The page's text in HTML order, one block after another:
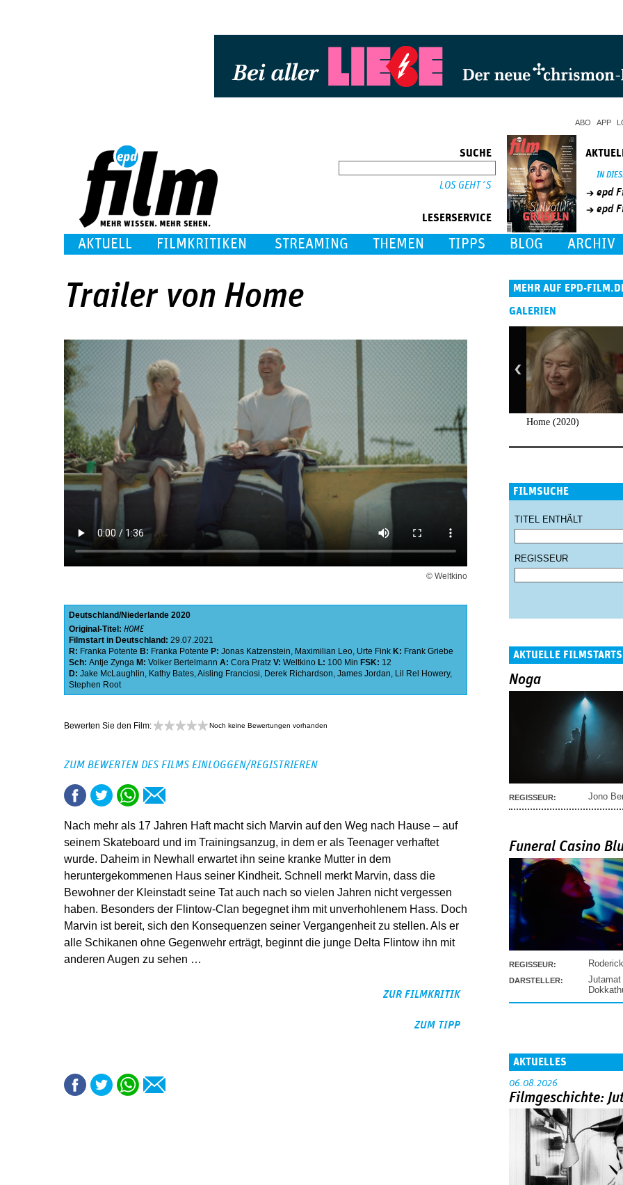
ABO APP
SUCHE
LESERSERVICE
IN
epd
epd
AKTUELL FILMKRITIKEN STREAMING THEMEN TIPPS BLOG ARCHIV
Trailer von Home
© Weltkino
Deutschland Niederlande 2020
Original-Titel: HOME
Filmstart in Deutschland: 29.07.2021
R: Franka Potente B: Franka Potente P: Jonas Katzenstein, Maximilian Leo, Urte Fink K: Frank Griebe
Sch: Antje Zynga M: Volker Bertelmann A: Cora Pratz V: Weltkino L: 100 Min FSK: 12
D: Jake McLaughlin, Kathy Bates,Aisling Franciosi, Derek Richardson, James Jordan, Lil Rel Howery,
Stephen Root
Bewerten Sie den Film: Noch keine Bewertungen vorhanden
ZUM BEWERTEN DES FILMS EINLOGGEN/REGISTRIEREN
Nach mehr als 17 Jahren Haft macht sich Marvin auf den Weg nach Hause – auf
seinem Skateboard und im Trainingsanzug, in dem er als Teenager verhaftet
wurde. Daheim in Newhall erwartet ihn seine kranke Mutter in dem
heruntergekommenen Haus seiner Kindheit. Schnell merkt Marvin, dass die
Bewohner der Kleinstadt seine Tat auch nach so vielen Jahren nicht vergessen
haben. Besonders der Flintow-Clan begegnet ihm mit unverhohlenem Hass. Doch
Marvin ist bereit, sich den Konsequenzen seiner Vergangenheit zu stellen. Als er
alle Schikanen ohne Gegenwehr erträgt, beginnt die junge Delta Flintow ihn mit
anderen Augen zu sehen …
ZUR FILMKRITIK
ZUM TIPP
MEHR AUF EPD-
GALERIEN
Home (2020)
FILMSUCHE
TITEL ENTHÄLT
REGISSEUR
AKTUELLE FILMSTARTS
Noga
REGISSEUR: Jono
Funeral Casino
REGISSEUR:
DARSTELLER:
Jutamat
AKTUELLES
06.08.2026
Filmgeschichte: